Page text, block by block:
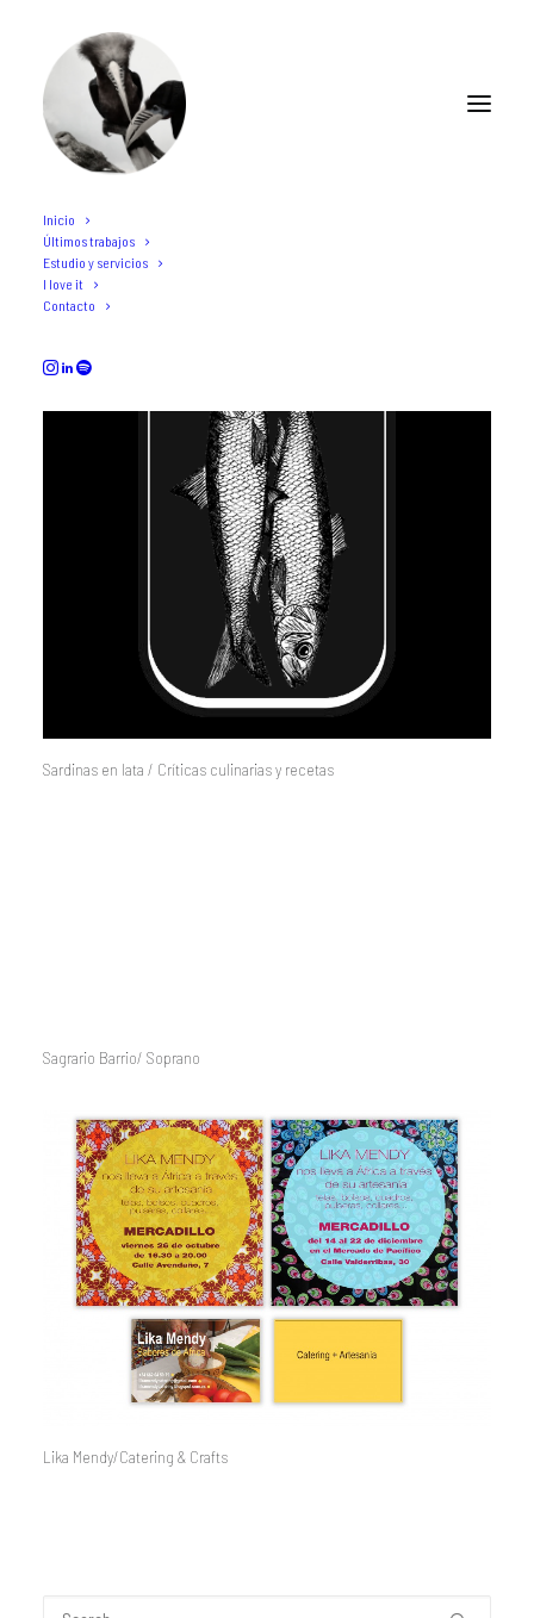
Inicio
Últimos trabajos
Estudio y servicios
I love it
Contacto
Sardinas en lata / Críticas culinarias y recetas
Sagrario Barrio/ Soprano
Lika Mendy/Catering & Crafts